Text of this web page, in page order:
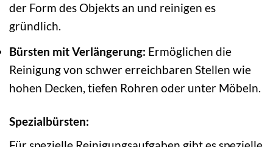
der Form des Objekts an und reinigen es
gründlich.
Bürsten mit Verlängerung: Ermöglichen die
Reinigung von schwer erreichbaren Stellen wie
hohen Decken, tiefen Rohren oder unter Möbeln.
Spezialbürsten: